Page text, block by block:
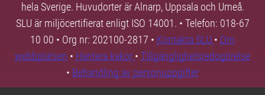
hela Sverige. Huvudorter är Alnarp, Uppsala och Umeå.
SLU är miljöcertifierat enligt ISO 14001. • Telefon: 018-67
10 00 • Org nr: 202100-2817 • Kontakta SLU • Om
webbplatsen • Hantera kakor • Tillgänglighetsredogörelse
• Behandling av personuppgifter